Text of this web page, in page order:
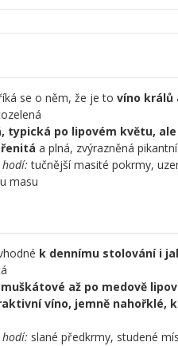
se o něm, že je to víno králů
typická po lipovém květu,
a plná, zvýrazněná
hodí:tučnější masité pokrmy,
masu
k dennímu stolování i
až po medově
víno, jemně nahořklé,
slané předkrmy, studené